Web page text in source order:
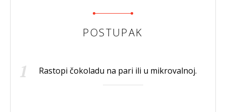
POSTUPAK
Rastopi čokoladu na pari ili u mikrovalnoj.